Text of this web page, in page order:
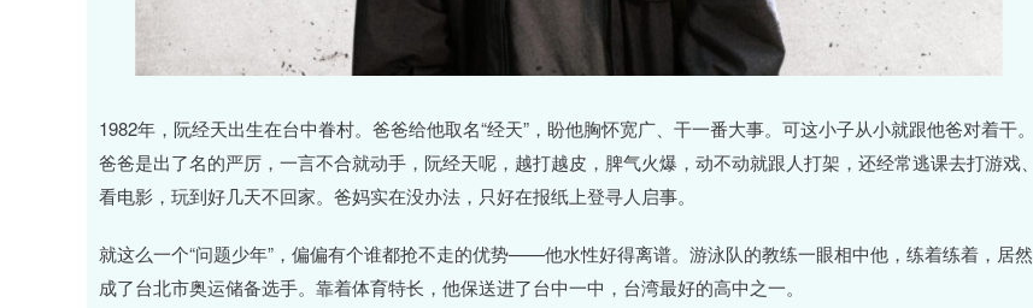
1982年，阮经天出生在台中眷村。爸爸给他取名“经天”，盼他胸怀宽广、干一番大事。可这小子从小就跟他爸对着干。
爸爸是出了名的严厉，一言不合就动手，阮经天呢，越打越皮，脾气火爆，动不动就跟人打架，还经常逃课去打游戏、
看电影，玩到好几天不回家。爸妈实在没办法，只好在报纸上登寻人启事。
就这么一个“问题少年”，偏偏有个谁都抢不走的优势——他水性好得离谱。游泳队的教练一眼相中他，练着练着，居然
成了台北市奥运储备选手。靠着体育特长，他保送进了台中一中，台湾最好的高中之一。